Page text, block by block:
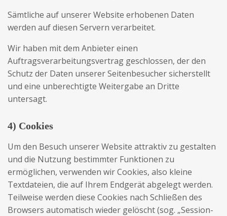
Sämtliche auf unserer Website erhobenen Daten
werden auf diesen Servern verarbeitet.
Wir haben mit dem Anbieter einen
Auftragsverarbeitungsvertrag geschlossen, der den
Schutz der Daten unserer Seitenbesucher sicherstellt
und eine unberechtigte Weitergabe an Dritte
untersagt.
4) Cookies
Um den Besuch unserer Website attraktiv zu gestalten
und die Nutzung bestimmter Funktionen zu
ermöglichen, verwenden wir Cookies, also kleine
Textdateien, die auf Ihrem Endgerät abgelegt werden.
Teilweise werden diese Cookies nach Schließen des
Browsers automatisch wieder gelöscht (sog. „Session-